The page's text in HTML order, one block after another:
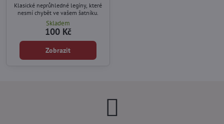
Klasické neprůhledné legíny, které
nesmí chybět ve vašem šatníku.
Skladem
100 Kč
Zobrazit